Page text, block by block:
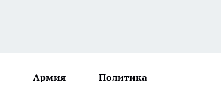
Армия Политика